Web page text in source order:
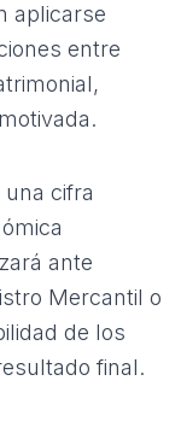
aplicarse
entre
cifra
ante
Mercantil o
de los
final.